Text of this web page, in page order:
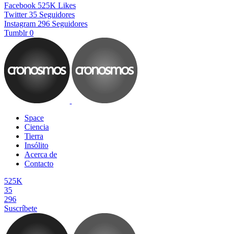
Facebook 525K Likes
Twitter 35 Seguidores
Instagram 296 Seguidores
Tumblr 0
Space
Ciencia
Tierra
Insólito
Acerca de
Contacto
525K
35
296
Suscríbete